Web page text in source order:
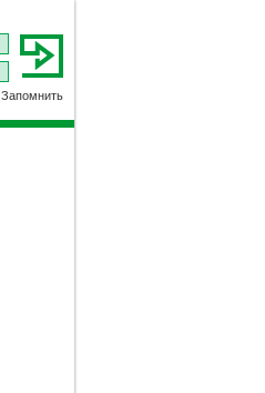
Запомнить